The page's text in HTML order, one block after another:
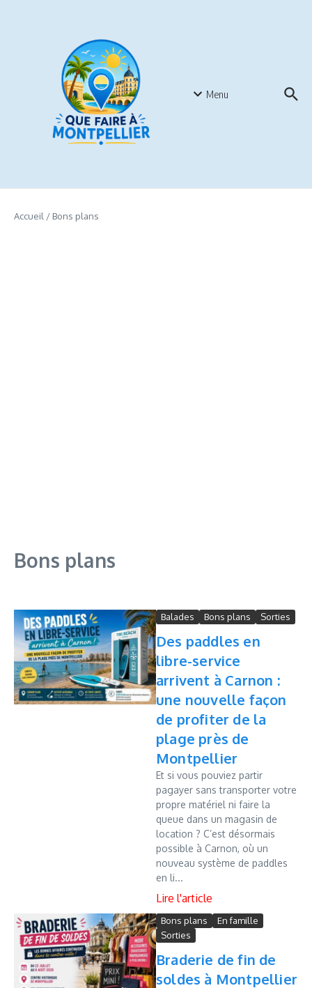
Menu
Accueil / Bons plans
Bons plans
Balades Bons plans Sorties
Des paddles en
libre-service
arrivent à Carnon :
une nouvelle façon
de profiter de la
plage près de
Montpellier
Et si vous pouviez partir
pagayer sans transporter votre
propre matériel ni faire la
queue dans un magasin de
location ? C’est désormais
possible à Carnon, où un
nouveau système de paddles
en li...
Bons plans
En famille
Sorties
Braderie de fin de
soldes à Montpellier